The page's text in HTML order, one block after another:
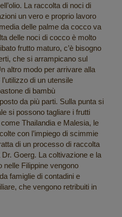
La raccolta di noci di
un vero e proprio lavoro
delle palme da cocco va
delle noci di cocco è molto
frutto maturo, c’è bisogno
che si arrampicano sul
altro modo per arrivare alla
di un utensile
di bambù
da più parti. Sulla punta si
si possono tagliare i frutti
Thailandia e Malesia, le
con l’impiego di scimmie
di un processo di raccolta
Goerg. La coltivazione e la
nelle Filippine vengono
famiglie di contadini e
che vengono retribuiti in